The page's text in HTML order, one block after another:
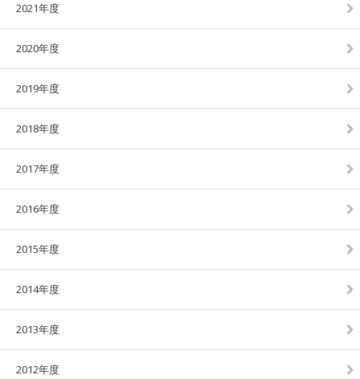
2021年度
2020年度
2019年度
2018年度
2017年度
2016年度
2015年度
2014年度
2013年度
2012年度